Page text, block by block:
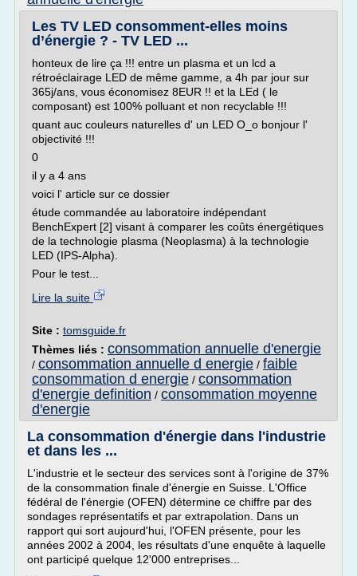
Les TV LED consomment-elles moins
d’énergie ? - TV LED ...
honteux de lire ça !!! entre un plasma et un lcd a
rétroéclairage LED de même gamme, a 4h par jour sur
365j/ans, vous économisez 8EUR !! et la LEd ( le
composant) est 100% polluant et non recyclable !!!
quant auc couleurs naturelles d' un LED O_o bonjour l'
objectivité !!!
0
il y a 4 ans
voici l' article sur ce dossier
étude commandée au laboratoire indépendant
BenchExpert [2] visant à comparer les coûts énergétiques
de la technologie plasma (Neoplasma) à la technologie
LED (IPS-Alpha).
Pour le test...
Lire la suite
Site : tomsguide.fr
Thèmes liés : consommation annuelle d'energie
/ consommation annuelle d energie / faible
consommation d energie / consommation
d'energie definition / consommation moyenne
d'energie
La consommation d'énergie dans l'industrie
et dans les ...
L'industrie et le secteur des services sont à l'origine de 37%
de la consommation finale d'énergie en Suisse. L'Office
fédéral de l'énergie (OFEN) détermine ce chiffre par des
sondages représentatifs et par extrapolation. Dans un
rapport qui sort aujourd'hui, l'OFEN présente, pour les
années 2002 à 2004, les résultats d'une enquête à laquelle
ont participé quelque 12'000 entreprises...